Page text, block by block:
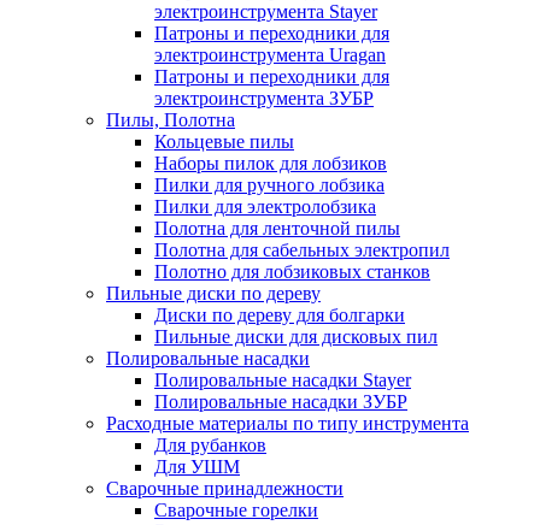
электроинструмента Stayer
Патроны и переходники для
электроинструмента Uragan
Патроны и переходники для
электроинструмента ЗУБР
Пилы, Полотна
Кольцевые пилы
Наборы пилок для лобзиков
Пилки для ручного лобзика
Пилки для электролобзика
Полотна для ленточной пилы
Полотна для сабельных электропил
Полотно для лобзиковых станков
Пильные диски по дереву
Диски по дереву для болгарки
Пильные диски для дисковых пил
Полировальные насадки
Полировальные насадки Stayer
Полировальные насадки ЗУБР
Расходные материалы по типу инструмента
Для рубанков
Для УШМ
Сварочные принадлежности
Сварочные горелки